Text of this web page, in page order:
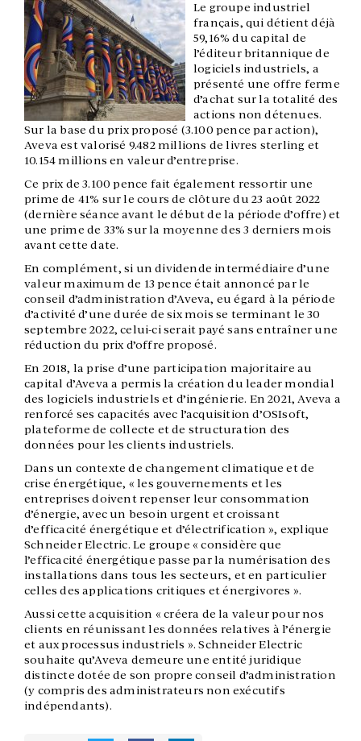
Le groupe industriel
français, qui détient déjà
59,16% du capital de
l’éditeur britannique de
logiciels industriels, a
présenté une offre ferme
d’achat sur la totalité des
actions non détenues.
Sur la base du prix proposé (3.100 pence par action),
Aveva est valorisé 9.482 millions de livres sterling et
10.154 millions en valeur d’entreprise.
Ce prix de 3.100 pence fait également ressortir une
prime de 41% sur le cours de clôture du 23 août 2022
(dernière séance avant le début de la période d’offre) et
une prime de 33% sur la moyenne des 3 derniers mois
avant cette date.
En complément, si un dividende intermédiaire d’une
valeur maximum de 13 pence était annoncé par le
conseil d’administration d’Aveva, eu égard à la période
d’activité d’une durée de six mois se terminant le 30
septembre 2022, celui-ci serait payé sans entraîner une
réduction du prix d’offre proposé.
En 2018, la prise d’une participation majoritaire au
capital d’Aveva a permis la création du leader mondial
des logiciels industriels et d’ingénierie. En 2021, Aveva a
renforcé ses capacités avec l’acquisition d’OSIsoft,
plateforme de collecte et de structuration des
données pour les clients industriels.
Dans un contexte de changement climatique et de
crise énergétique, « les gouvernements et les
entreprises doivent repenser leur consommation
d’énergie, avec un besoin urgent et croissant
d’efficacité énergétique et d’électrification », explique
Schneider Electric. Le groupe « considère que
l’efficacité énergétique passe par la numérisation des
installations dans tous les secteurs, et en particulier
celles des applications critiques et énergivores ».
Aussi cette acquisition « créera de la valeur pour nos
clients en réunissant les données relatives à l’énergie
et aux processus industriels ». Schneider Electric
souhaite qu’Aveva demeure une entité juridique
distincte dotée de son propre conseil d’administration
(y compris des administrateurs non exécutifs
indépendants).